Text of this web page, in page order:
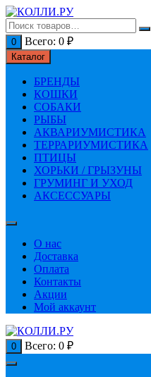
Перейти
к
содержимому
0 Всего: 0 ₽
Каталог
БРЕНДЫ
КОШКИ
СОБАКИ
РЫБЫ
АКВАРИУМИСТИКА
ТЕРРАРИУМИСТИКА
ПТИЦЫ
ХОРЬКИ / ГРЫЗУНЫ
ГРУМИНГ И УХОД
АКСЕССУАРЫ
О нас
Доставка
Оплата
Контакты
Акции
Мой аккаунт
0 Всего: 0 ₽